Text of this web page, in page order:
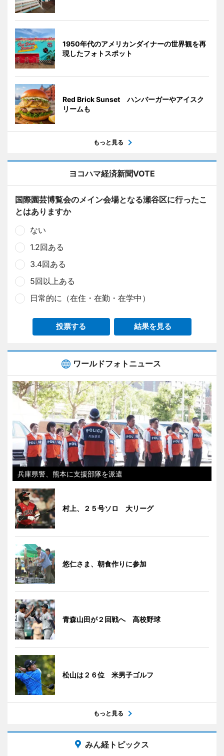
1950年代のアメリカンダイナーの世界観を再
現したフォトスポット
Red Brick Sunset ハンバーガーやアイスク
リームも
もっと見る
ヨコハマ経済新聞VOTE
国際園芸博覧会のメイン会場となる瀬谷区に行ったこ
とはありますか
ない
1.2回ある
3.4回ある
5回以上ある
日常的に（在住・在勤・在学中）
投票する 結果を見る
ワールドフォトニュース
兵庫県警、熊本に支援部隊を派遣
村上、２５号ソロ 大リーグ
悠仁さま、朝食作りに参加
青森山田が２回戦へ 高校野球
松山は２６位 米男子ゴルフ
もっと見る
みん経トピックス